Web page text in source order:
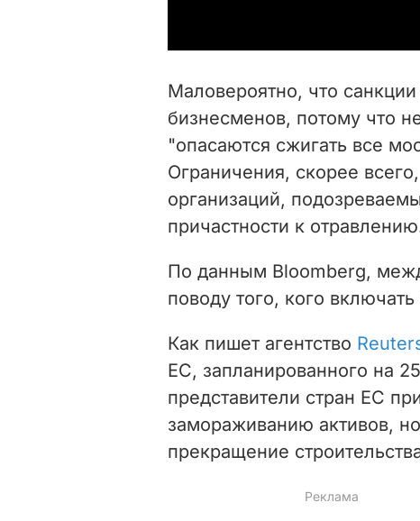
Маловероятно, что санкции
бизнесменов, потому что
"опасаются сжигать все
Ограничения, скорее
организаций,
причастности к
По данным Bloomberg,
поводу того, кого
Как пишет агентство
ЕС, запланированного на
представители стран ЕС
замораживанию активов,
прекращение